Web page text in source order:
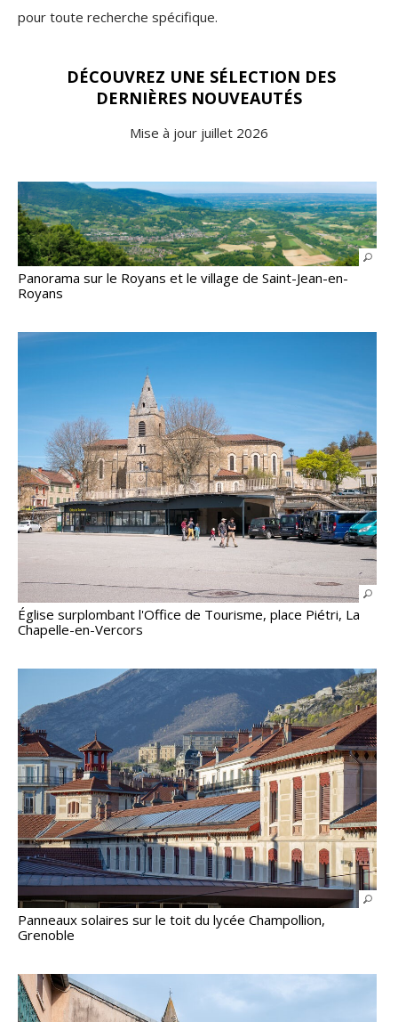
pour toute recherche spécifique.
DÉCOUVREZ UNE SÉLECTION DES
DERNIÈRES NOUVEAUTÉS
Mise à jour juillet 2026
Panorama sur le Royans et le village de Saint-Jean-en-
Royans
Église surplombant l'Office de Tourisme, place Piétri, La
Chapelle-en-Vercors
Panneaux solaires sur le toit du lycée Champollion,
Grenoble